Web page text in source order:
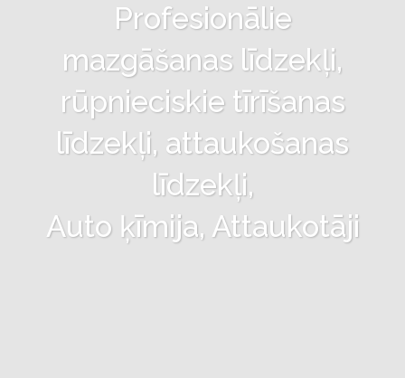
Profesionālie
mazgāšanas līdzekļi,
rūpnieciskie tīrīšanas
līdzekļi, attaukošanas
līdzekļi,
Auto ķīmija, Attaukotāji